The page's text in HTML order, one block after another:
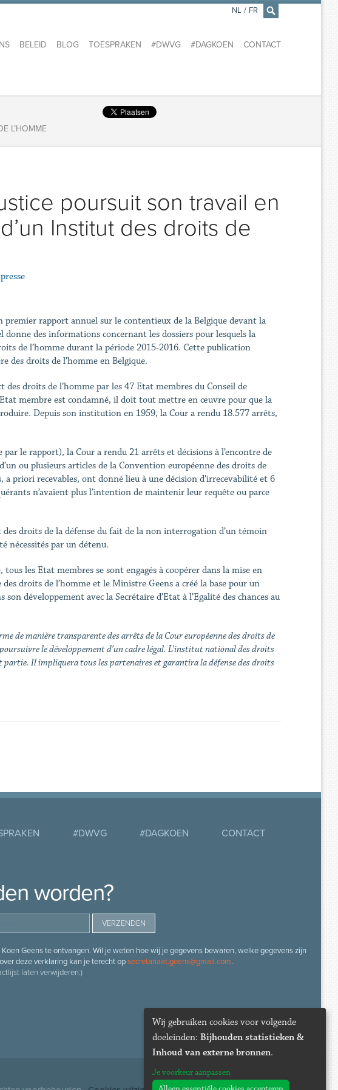
×
BELEID BLOG TOESPRAKEN #DWVG #DAGKOEN CONTACT
NL / FR
L’HOMME
poursuit son travail en
Institut des droits de
premier rapport annuel sur le contentieux de la Belgique devant la
des informations concernant les dossiers pour lesquels la
de l’homme durant la période 2015-2016. Cette publication
des droits de l’homme en Belgique.
des droits de l’homme par les 47 Etat membres du Conseil de
membre est condamné, il doit tout mettre en œuvre pour que la
Depuis son institution en 1959, la Cour a rendu 18.577 arrêts,
le rapport), la Cour a rendu 21 arrêts et décisions à l’encontre de
ou plusieurs articles de la Convention européenne des droits de
priori recevables, ont donné lieu à une décision d’irrecevabilité et 6
n’avaient plus l’intention de maintenir leur requête ou parce
droits de la défense du fait de la non interrogation d’un témoin
nécessités par un détenu.
les Etat membres se sont engagés à coopérer dans la mise en
droits de l’homme et le Ministre Geens a créé la base pour un
développement avec la Secrétaire d’Etat à l’Egalité des chances au
de manière transparente des arrêts de la Cour européenne des droits de
le développement d’un cadre légal. L’institut national des droits
partie. Il impliquera tous les partenaires et garantira la défense des droits
#DWVG #DAGKOEN CONTACT
worden?
Geens te ontvangen. Wil je weten hoe wij je gegevens bewaren, welke gegevens zijn
deze verklaring kan je terecht opsecretariaat.geens@gmail.com.
laten verwijderen.)
Wij gebruiken cookies voor volgende
doeleinden: Bijhouden statistieken &
Inhoud van externe bronnen.
Je voorkeur aanpassen